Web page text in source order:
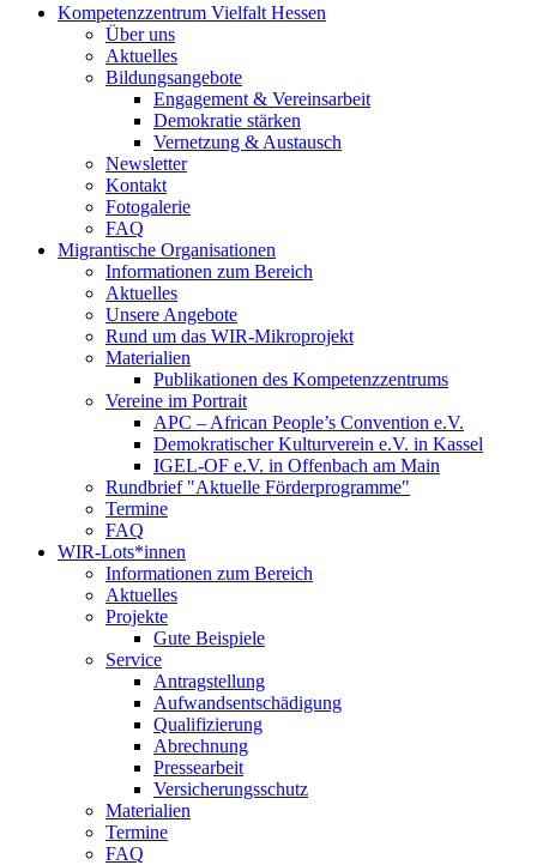
Kompetenzzentrum Vielfalt Hessen
Über uns
Aktuelles
Bildungsangebote
Engagement & Vereinsarbeit
Demokratie stärken
Vernetzung & Austausch
Newsletter
Kontakt
Fotogalerie
FAQ
Migrantische Organisationen
Informationen zum Bereich
Aktuelles
Unsere Angebote
Rund um das WIR-Mikroprojekt
Materialien
Publikationen des Kompetenzzentrums
Vereine im Portrait
APC – African People’s Convention e.V.
Demokratischer Kulturverein e.V. in Kassel
IGEL-OF e.V. in Offenbach am Main
Rundbrief "Aktuelle Förderprogramme"
Termine
FAQ
WIR-Lots*innen
Informationen zum Bereich
Aktuelles
Projekte
Gute Beispiele
Service
Antragstellung
Aufwandsentschädigung
Qualifizierung
Abrechnung
Pressearbeit
Versicherungsschutz
Materialien
Termine
FAQ